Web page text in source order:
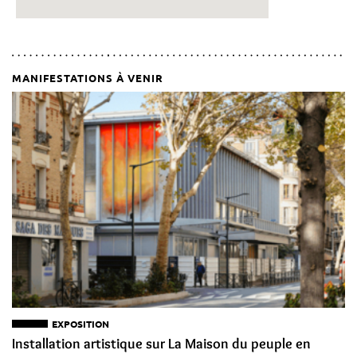
MANIFESTATIONS À VENIR
EXPOSITION
Installation artistique sur La Maison du peuple en